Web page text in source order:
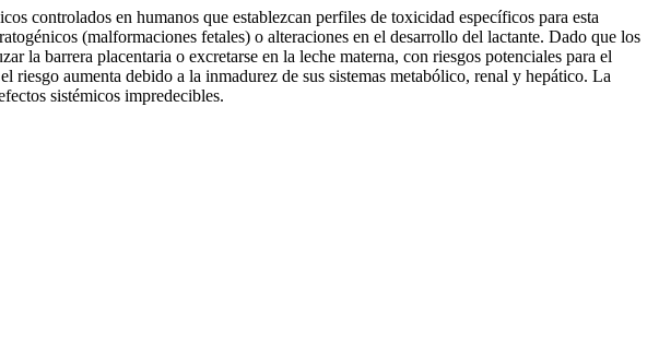
controlados en humanos que establezcan perfiles de toxicidad específicos para esta
(malformaciones fetales) o alteraciones en el desarrollo del lactante. Dado que los
la barrera placentaria o excretarse en la leche materna, con riesgos potenciales para el
riesgo aumenta debido a la inmadurez de sus sistemas metabólico, renal y hepático. La
sistémicos impredecibles.